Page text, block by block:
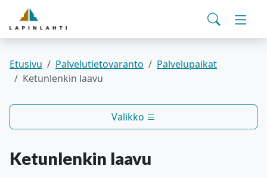
Siirry pääsisältöön
Yhteystiedot
Pohjois-Savon hyvinvointialue
Haku
Asuminen ja ympäristö
Varhaiskasvatus ja koulutus
Kunta ja päätöksenteko
Työ- ja elinvoimapalvelut
Etusivu Palvelutietovaranto
Palvelupaikat
Ketunlenkin laavu
Valikko
Ketunlenkin laavu